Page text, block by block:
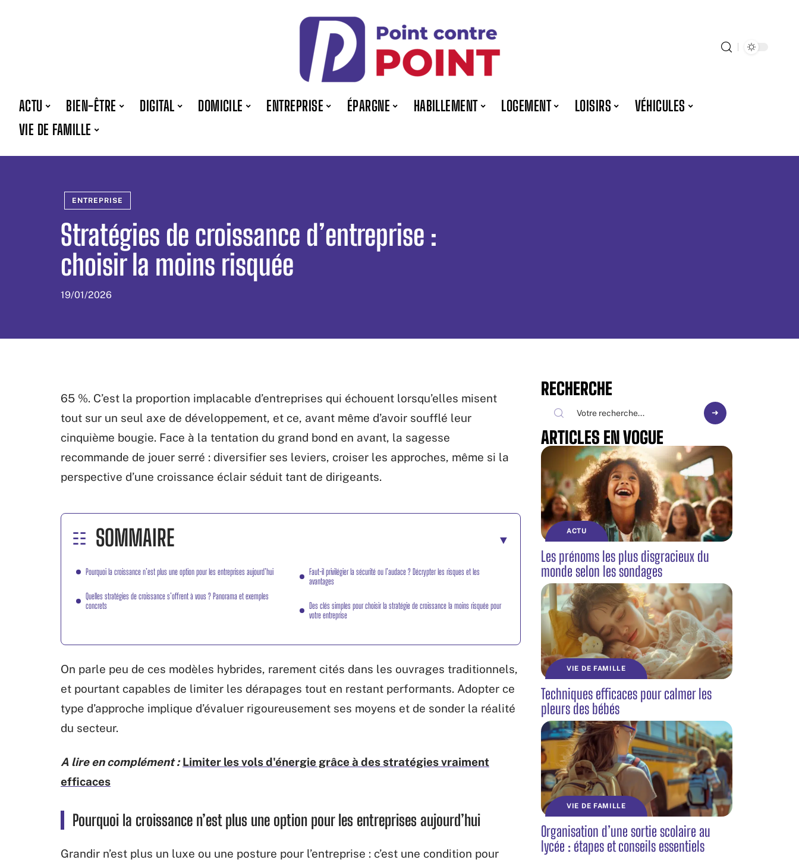
ACTU BIEN-ÊTRE DIGITAL DOMICILE ENTREPRISE ÉPARGNE HABILLEMENT LOGEMENT LOISIRS
VÉHICULES
VIE DE FAMILLE
ENTREPRISE
Stratégies de croissance d’entreprise :
choisir la moins risquée
19/01/2026
65 %. C’est la proportion implacable d’entreprises qui échouent lorsqu’elles misent
tout sur un seul axe de développement, et ce, avant même d’avoir soufflé leur
cinquième bougie. Face à la tentation du grand bond en avant, la sagesse
recommande de jouer serré : diversifier ses leviers, croiser les approches, même si la
perspective d’une croissance éclair séduit tant de dirigeants.
SOMMAIRE
Pourquoi la croissance n’est plus une option pour les entreprises aujourd’hui
Quelles stratégies de croissance s’offrent à vous ? Panorama et exemples
concrets
Faut-il privilégier la sécurité ou l’audace ? Décrypter les risques et les
avantages
Des clés simples pour choisir la stratégie de croissance la moins risquée pour
votre entreprise
On parle peu de ces modèles hybrides, rarement cités dans les ouvrages traditionnels,
et pourtant capables de limiter les dérapages tout en restant performants. Adopter ce
type d’approche implique d’évaluer rigoureusement ses moyens et de sonder la réalité
du secteur.
A lire en complément : Limiter les vols d'énergie grâce à des stratégies vraiment
efficaces
Pourquoi la croissance n’est plus une option pour les entreprises aujourd’hui
Grandir n’est plus un luxe ou une posture pour l’entreprise : c’est une condition pour
RECHERCHE
ARTICLES EN VOGUE
ACTU
Les prénoms les plus disgracieux du
monde selon les sondages
VIE DE FAMILLE
Techniques efficaces pour calmer les
pleurs des bébés
VIE DE FAMILLE
Organisation d’une sortie scolaire au
lycée : étapes et conseils essentiels